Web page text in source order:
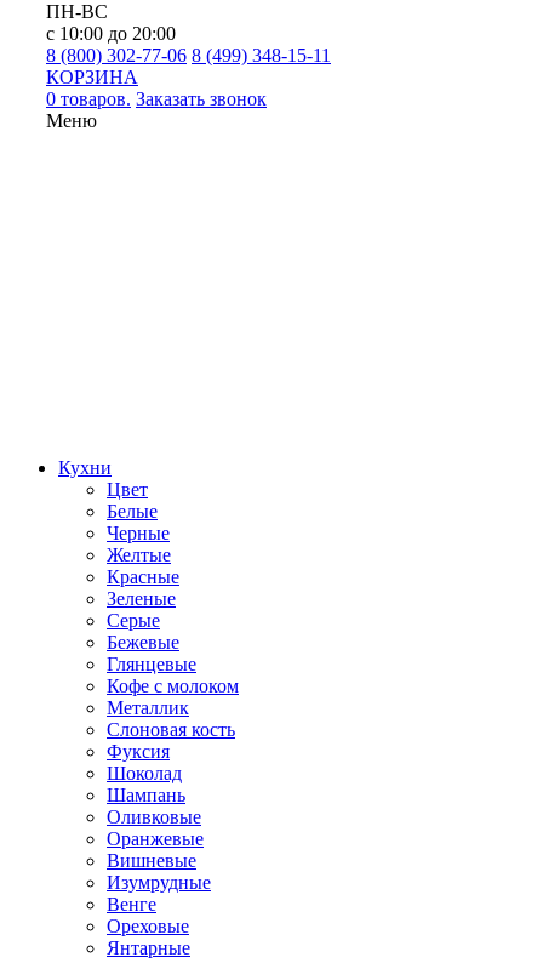
ПН-ВС
с 10:00 до 20:00
8 (800) 302-77-06 8 (499) 348-15-11
КОРЗИНА
0 товаров. Заказать звонок
Меню
Кухни
Цвет
Белые
Черные
Желтые
Красные
Зеленые
Серые
Бежевые
Глянцевые
Кофе с молоком
Металлик
Слоновая кость
Фуксия
Шоколад
Шампань
Оливковые
Оранжевые
Вишневые
Изумрудные
Венге
Ореховые
Янтарные